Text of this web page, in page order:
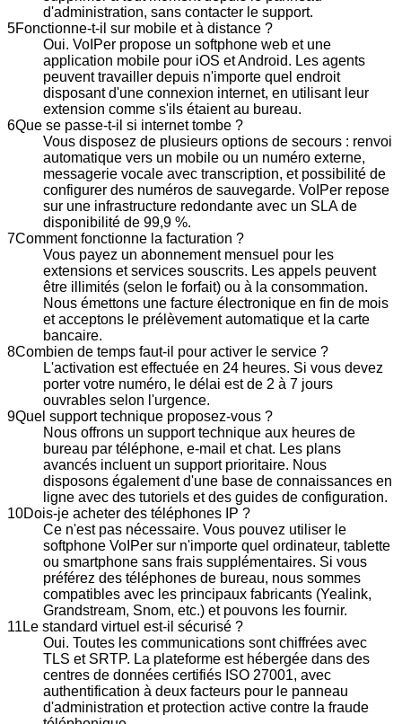
d'administration, sans contacter le support.
5Fonctionne-t-il sur mobile et à distance ?
Oui. VoIPer propose un softphone web et une
application mobile pour iOS et Android. Les agents
peuvent travailler depuis n'importe quel endroit
disposant d'une connexion internet, en utilisant leur
extension comme s'ils étaient au bureau.
6Que se passe-t-il si internet tombe ?
Vous disposez de plusieurs options de secours : renvoi
automatique vers un mobile ou un numéro externe,
messagerie vocale avec transcription, et possibilité de
configurer des numéros de sauvegarde. VoIPer repose
sur une infrastructure redondante avec un SLA de
disponibilité de 99,9 %.
7Comment fonctionne la facturation ?
Vous payez un abonnement mensuel pour les
extensions et services souscrits. Les appels peuvent
être illimités (selon le forfait) ou à la consommation.
Nous émettons une facture électronique en fin de mois
et acceptons le prélèvement automatique et la carte
bancaire.
8Combien de temps faut-il pour activer le service ?
L'activation est effectuée en 24 heures. Si vous devez
porter votre numéro, le délai est de 2 à 7 jours
ouvrables selon l'urgence.
9Quel support technique proposez-vous ?
Nous offrons un support technique aux heures de
bureau par téléphone, e-mail et chat. Les plans
avancés incluent un support prioritaire. Nous
disposons également d'une base de connaissances en
ligne avec des tutoriels et des guides de configuration.
10Dois-je acheter des téléphones IP ?
Ce n'est pas nécessaire. Vous pouvez utiliser le
softphone VoIPer sur n'importe quel ordinateur, tablette
ou smartphone sans frais supplémentaires. Si vous
préférez des téléphones de bureau, nous sommes
compatibles avec les principaux fabricants (Yealink,
Grandstream, Snom, etc.) et pouvons les fournir.
11Le standard virtuel est-il sécurisé ?
Oui. Toutes les communications sont chiffrées avec
TLS et SRTP. La plateforme est hébergée dans des
centres de données certifiés ISO 27001, avec
authentification à deux facteurs pour le panneau
d'administration et protection active contre la fraude